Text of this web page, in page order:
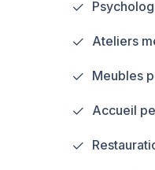
Ateliers
Meubles
Accueil